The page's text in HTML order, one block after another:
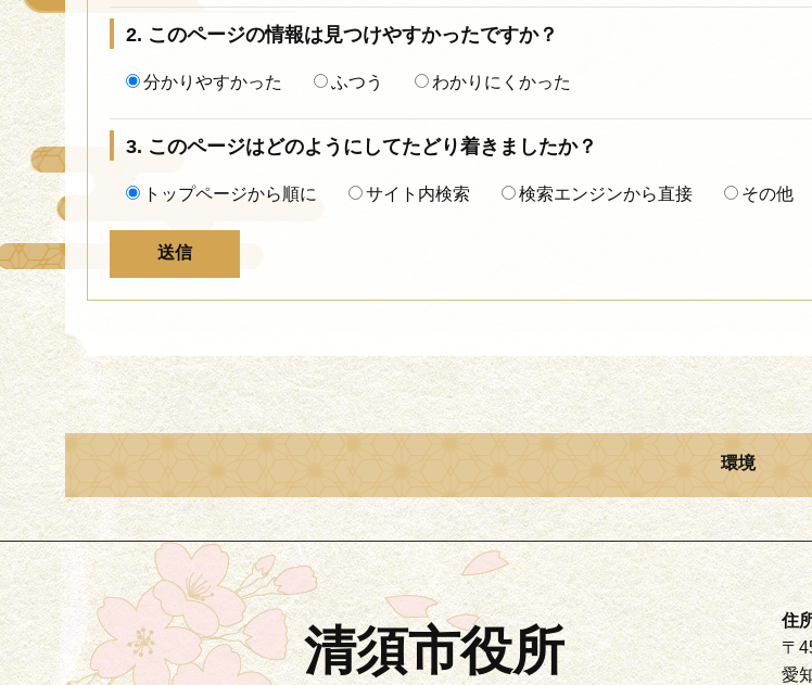
2. このページの情報は見つけやすかったですか？
分かりやすかった ふつう わかりにくかった
3. このページはどのようにしてたどり着きましたか？
トップページから順に サイト内検索 検索エンジンから直接 その他
環境
清須市役所
住
〒
愛